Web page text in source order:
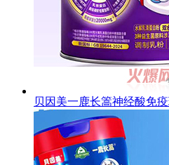
贝因美一鹿长篙神经酸免